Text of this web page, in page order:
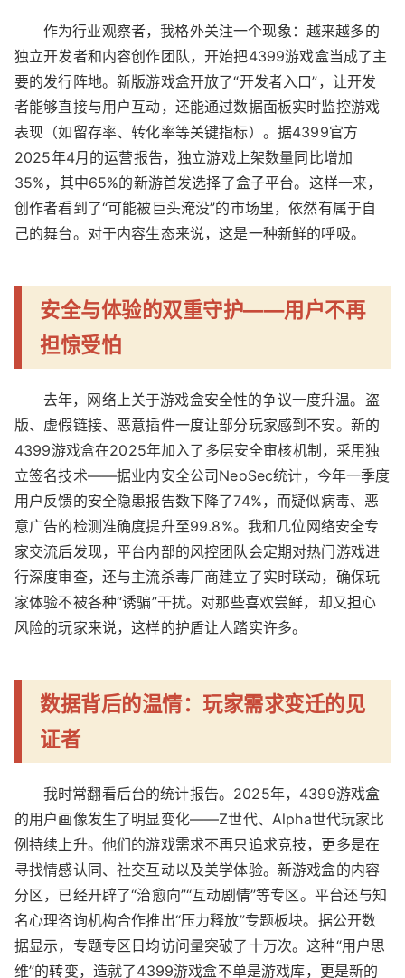
作为行业观察者，我格外关注一个现象：越来越多的
独立开发者和内容创作团队，开始把4399游戏盒当成了主
要的发行阵地。新版游戏盒开放了“开发者入口”，让开发
者能够直接与用户互动，还能通过数据面板实时监控游戏
表现（如留存率、转化率等关键指标）。据4399官方
2025年4月的运营报告，独立游戏上架数量同比增加
35%，其中65%的新游首发选择了盒子平台。这样一来，
创作者看到了“可能被巨头淹没”的市场里，依然有属于自
己的舞台。对于内容生态来说，这是一种新鲜的呼吸。
安全与体验的双重守护——用户不再
担惊受怕
去年，网络上关于游戏盒安全性的争议一度升温。盗
版、虚假链接、恶意插件一度让部分玩家感到不安。新的
4399游戏盒在2025年加入了多层安全审核机制，采用独
立签名技术——据业内安全公司NeoSec统计，今年一季度
用户反馈的安全隐患报告数下降了74%，而疑似病毒、恶
意广告的检测准确度提升至99.8%。我和几位网络安全专
家交流后发现，平台内部的风控团队会定期对热门游戏进
行深度审查，还与主流杀毒厂商建立了实时联动，确保玩
家体验不被各种“诱骗”干扰。对那些喜欢尝鲜，却又担心
风险的玩家来说，这样的护盾让人踏实许多。
数据背后的温情：玩家需求变迁的见
证者
我时常翻看后台的统计报告。2025年，4399游戏盒
的用户画像发生了明显变化——Z世代、Alpha世代玩家比
例持续上升。他们的游戏需求不再只追求竞技，更多是在
寻找情感认同、社交互动以及美学体验。新游戏盒的内容
分区，已经开辟了“治愈向”“互动剧情”等专区。平台还与知
名心理咨询机构合作推出“压力释放”专题板块。据公开数
据显示，专题专区日均访问量突破了十万次。这种“用户思
维”的转变，造就了4399游戏盒不单是游戏库，更是新的